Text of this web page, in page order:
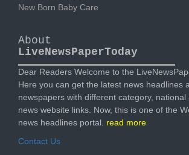
New Born Baby Care
About
LiveNewsPaperToday
Dear Readers Welcome to the
Here you can get the latest news headlines
newspapers with different category, national
news website links. Now, this is one of the
news headlines portal. read more
Contact Us